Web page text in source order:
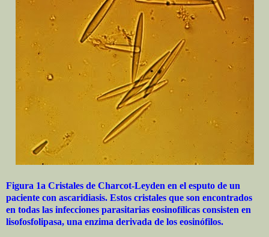
Figura 1a Cristales de Charcot-Leyden en el esputo de un
paciente con ascaridiasis. Estos cristales que son encontrados
en todas las infecciones parasitarias eosinofílicas consisten en
lisofosfolipasa, una enzima derivada de los eosinófilos.